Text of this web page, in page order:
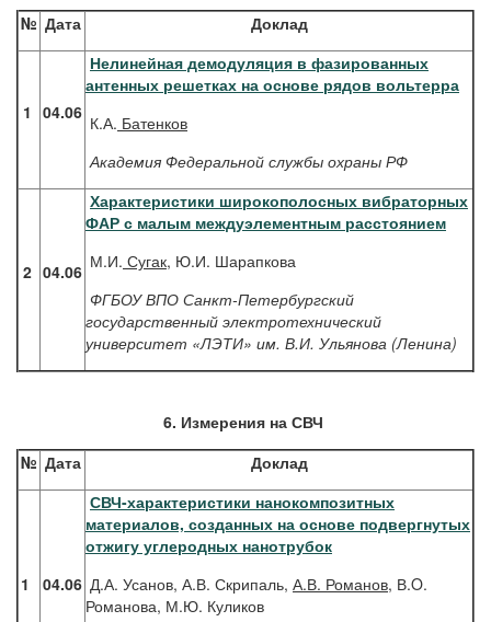
№ Дата Доклад
1 04.06
Нелинейная демодуляция в фазированных
антенных решетках на основе рядов вольтерра
К.А. Батенков
Академия Федеральной службы охраны РФ
2 04.06
Характеристики широкополосных вибраторных
ФАР с малым междуэлементным расстоянием
М.И. Сугак, Ю.И. Шарапкова
ФГБОУ ВПО Санкт-Петербургский
государственный электротехнический
университет «ЛЭТИ» им. В.И. Ульянова (Ленина)
6. Измерения на СВЧ
№ Дата Доклад
1 04.06
СВЧ-характеристики нанокомпозитных
материалов, созданных на основе подвергнутых
отжигу углеродных нанотрубок
Д.А. Усанов, А.В. Скрипаль, А.В. Романов, В.O.
Романова, М.Ю. Куликов